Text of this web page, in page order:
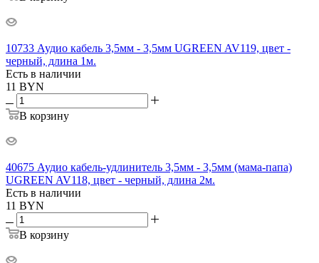
10733 Аудио кабель 3,5мм - 3,5мм UGREEN AV119, цвет -
черный, длина 1м.
Есть в наличии
11 BYN
В корзину
40675 Аудио кабель-удлинитель 3,5мм - 3,5мм (мама-папа)
UGREEN AV118, цвет - черный, длина 2м.
Есть в наличии
11 BYN
В корзину